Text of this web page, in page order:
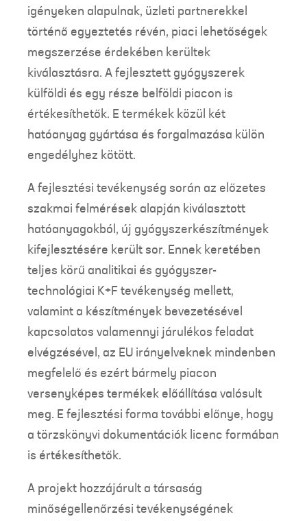
igényeken alapulnak, üzleti partnerekkel
történő egyeztetés révén, piaci lehetőségek
megszerzése érdekében kerültek
kiválasztásra. A fejlesztett gyógyszerek
külföldi és egy része belföldi piacon is
értékesíthetők. E termékek közül két
hatóanyag gyártása és forgalmazása külön
engedélyhez kötött.
A fejlesztési tevékenység során az előzetes
szakmai felmérések alapján kiválasztott
hatóanyagokból, új gyógyszerkészítmények
kifejlesztésére került sor. Ennek keretében
teljes körű analitikai és gyógyszer-
technológiai K+F tevékenység mellett,
valamint a készítmények bevezetésével
kapcsolatos valamennyi járulékos feladat
elvégzésével, az EU irányelveknek mindenben
megfelelő és ezért bármely piacon
versenyképes termékek előállítása valósult
meg. E fejlesztési forma további előnye, hogy
a törzskönyvi dokumentációk licenc formában
is értékesíthetők.
A projekt hozzájárult a társaság
minőségellenőrzési tevékenységének